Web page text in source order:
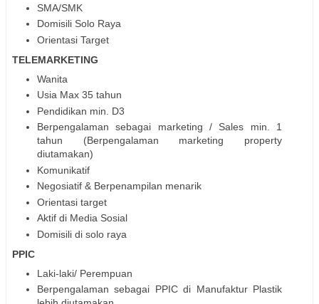
SMA/SMK
Domisili Solo Raya
Orientasi Target
TELEMARKETING
Wanita
Usia Max 35 tahun
Pendidikan min. D3
Berpengalaman sebagai marketing / Sales min. 1
tahun (Berpengalaman marketing property
diutamakan)
Komunikatif
Negosiatif & Berpenampilan menarik
Orientasi target
Aktif di Media Sosial
Domisili di solo raya
PPIC
Laki-laki/ Perempuan
Berpengalaman sebagai PPIC di Manufaktur Plastik